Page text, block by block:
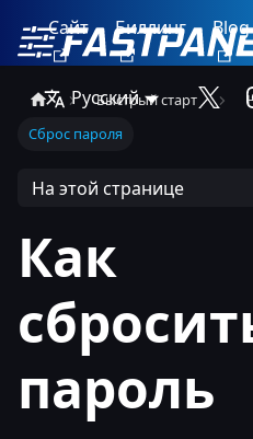
Сайт Биллинг Blog
Русский
Быстрый старт
Сброс пароля
На этой странице
Как
пароль